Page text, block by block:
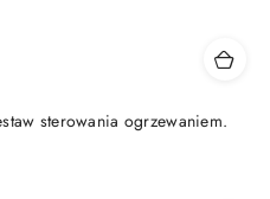
sterowania ogrzewaniem.